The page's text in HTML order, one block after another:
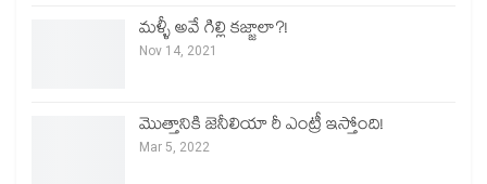
మళ్ళీ అవే గిల్లి కజ్జాలా?!
Nov 14, 2021
మొత్తానికి జెనీలియా రీ ఎంట్రీ ఇస్తోంది!
Mar 5, 2022